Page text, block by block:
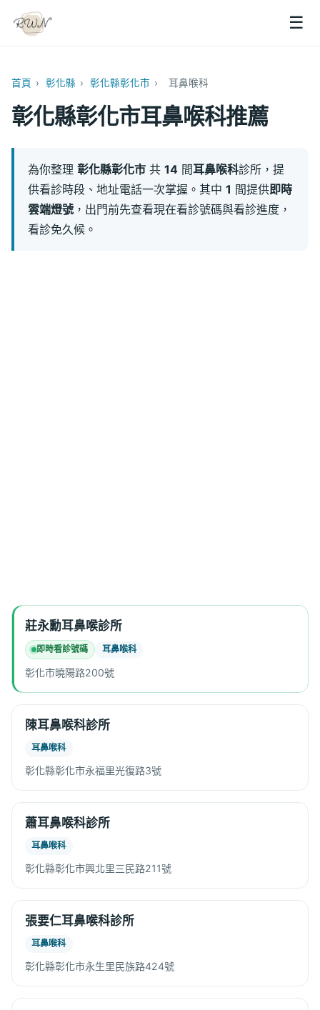
☰
首頁 › 彰化縣 › 彰化縣彰化市 › 耳鼻喉科
彰化縣彰化市耳鼻喉科推薦
為你整理彰化縣彰化市 共14 間耳鼻喉科診所，提
供看診時段、地址電話一次掌握。其中1 間提供即時
雲端燈號 ，出門前先查看現在看診號碼與看診進度，
看診免久候。
莊永勳耳鼻喉診所
即時看診號碼 耳鼻喉科
彰化市曉陽路200號
陳耳鼻喉科診所
耳鼻喉科
彰化縣彰化市永福里光復路3號
蕭耳鼻喉科診所
耳鼻喉科
彰化縣彰化市興北里三民路211號
張要仁耳鼻喉科診所
耳鼻喉科
彰化縣彰化市永生里民族路424號